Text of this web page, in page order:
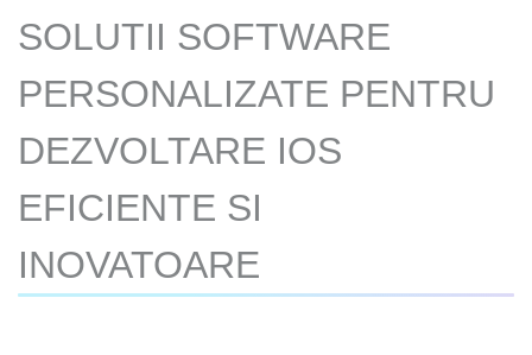
SOLUTII SOFTWARE
PERSONALIZATE PENTRU
DEZVOLTARE IOS
EFICIENTE SI
INOVATOARE